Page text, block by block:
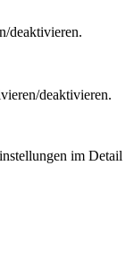
deaktivieren.
deaktivieren.
im Detail